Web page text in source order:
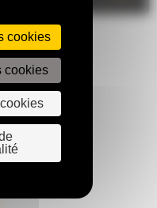
cookies
cookies